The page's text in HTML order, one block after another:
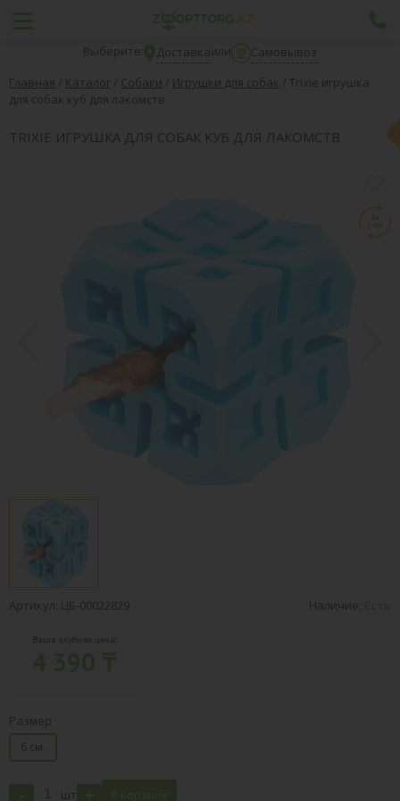
Выберите: Доставкаили
Самовывоз
Главная / Каталог / Собаки / Игрушки для собак / Trixie игрушка
для собак куб для лакомств
TRIXIE ИГРУШКА ДЛЯ СОБАК КУБ ДЛЯ ЛАКОМСТВ
Артикул: ЦБ-00022829 Наличие: Есть
Ваша клубная цена:
Размер
6 см.
- шт + В корзину